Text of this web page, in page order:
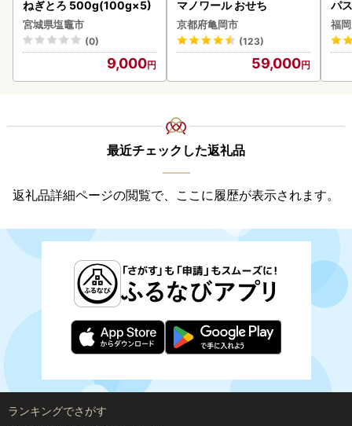
ねぎとろ 500g(100g×5)
宮城県塩竈市
(0)
9,000
マノワール おせち
京都府亀岡市
(123)
59,000
パ
福
最近チェックした返礼品
返礼品詳細ページの閲覧で、ここに履歴が表示されます。
ランキングでさがす